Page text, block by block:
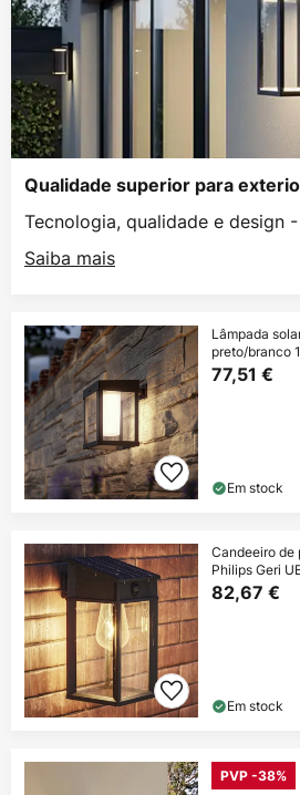
Qualidade superior para
Tecnologia, qualidade e design
Saiba mais
Lâmpada
preto/branco
77,51 €
Em stock
Candeeiro de
Philips Geri
82,67 €
Em stock
PVP -38%